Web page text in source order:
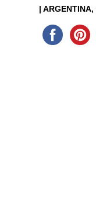
|ARGENTINA